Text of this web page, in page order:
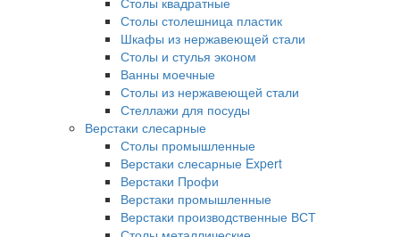
Столы столешница пластик
Шкафы из нержавеющей стали
Столы и стулья эконом
Ванны моечные
Столы из нержавеющей стали
Стеллажи для посуды
Верстаки слесарные
Столы промышленные
Верстаки слесарные Expert
Верстаки Профи
Верстаки промышленные
Верстаки производственные ВСТ